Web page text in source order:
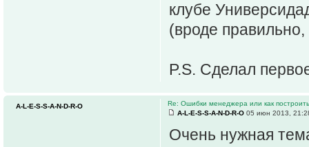
клубе
(вроде
P.S. Сделал
Re: Ошибки менеджера или как построить
A-L-E-S-S-A-N-D-R-O 05 июн 2013,
Очень нужная
A-L-E-S-S-A-N-D-R-O